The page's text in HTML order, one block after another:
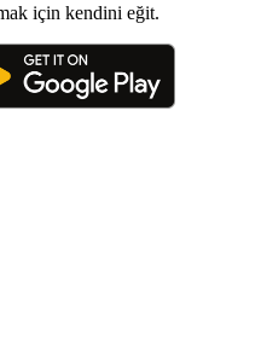
için kendini eğit.